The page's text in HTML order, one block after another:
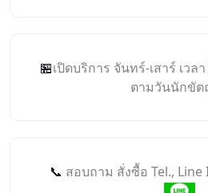
🏪เปิดบริการ จันทร์-เสาร์ เวลา
ตามวันนักขัต
📞 สอบถาม สั่งซื้อ Tel., Line